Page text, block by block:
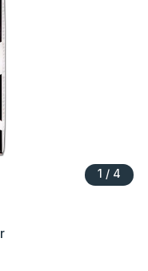
1 / 4